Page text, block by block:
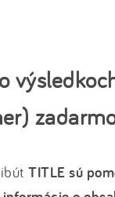
TITLE sú